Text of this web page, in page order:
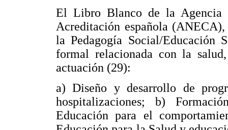
El Libro Blanco de la Agencia
Acreditación española
la Pedagogía Social/Educación
formal relacionada con la
actuación (29):
a) Diseño y desarrollo de
hospitalizaciones; b)
Educación para el